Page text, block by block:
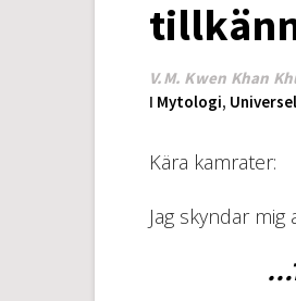
V.M. Kwen Khan
I Mytologi,
Kära kamrater:
Jag skyndar